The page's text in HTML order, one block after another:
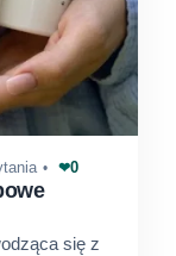
❤0
się z